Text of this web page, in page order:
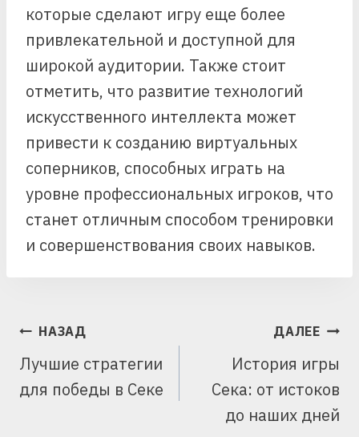
которые сделают игру еще более
привлекательной и доступной для
широкой аудитории. Также стоит
отметить, что развитие технологий
искусственного интеллекта может
привести к созданию виртуальных
соперников, способных играть на
уровне профессиональных игроков, что
станет отличным способом тренировки
и совершенствования своих навыков.
НАВИГАЦИЯ
ЗАПИСЯМ
НАЗАД
Лучшие стратегии
для победы в Секе
ДАЛЕЕ
История игры
Сека: от истоков
до наших дней